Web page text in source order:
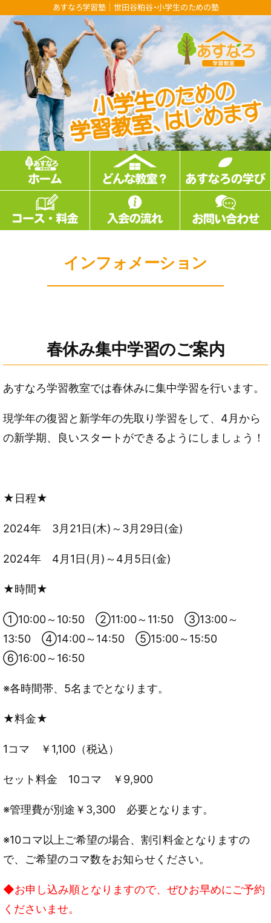
あすなろ学習塾｜世田谷粕谷・小学生のための塾
インフォメーション
春休み集中学習のご案内
あすなろ学習教室では春休みに集中学習を行います。
現学年の復習と新学年の先取り学習をして、4月から
の新学期、良いスタートができるようにしましょう！
★日程★
2024年 3月21日(木)～3月29日(金)
2024年 4月1日(月)～4月5日(金)
★時間★
①10:00～10:50 ②11:00～11:50 ③13:00～
13:50 ④14:00～14:50 ⑤15:00～15:50
⑥16:00～16:50
※各時間帯、5名までとなります。
★料金★
1コマ ￥1,100（税込）
セット料金 10コマ ￥9,900
※管理費が別途￥3,300 必要となります。
※10コマ以上ご希望の場合、割引料金となりますの
で、ご希望のコマ数をお知らせください。
◆お申し込み順となりますので、ぜひお早めにご予約
くださいませ。